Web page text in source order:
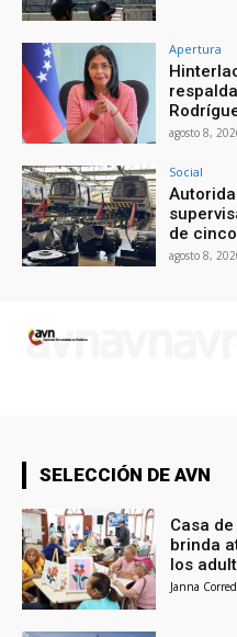
Apertura
agosto 8,
Social
de
agosto 8,
SELECCIÓN DE AVN
Casa
brinda
los
Janna